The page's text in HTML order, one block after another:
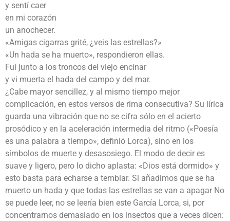
y sentí caer
en mi corazón
un anochecer.
«Amigas cigarras grité, ¿veis las estrellas?»
«Un hada se ha muerto», respondieron ellas.
Fui junto a los troncos del viejo encinar
y vi muerta el hada del campo y del mar.
¿Cabe mayor sencillez, y al mismo tiempo mejor
complicación, en estos versos de rima consecutiva? Su lírica
guarda una vibración que no se cifra sólo en el acierto
prosódico y en la aceleración intermedia del ritmo («Poesía
es una palabra a tiempo», definió Lorca), sino en los
símbolos de muerte y desasosiego. El modo de decir es
suave y ligero, pero lo dicho aplasta: «Dios está dormido» y
esto basta para echarse a temblar. Si añadimos que se ha
muerto un hada y que todas las estrellas se van a apagar No
se puede leer, no se leería bien este García Lorca, si, por
concentrarnos demasiado en los insectos que a veces dicen: